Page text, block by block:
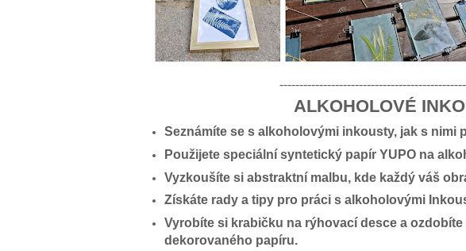
ALKOHOLOVÉ
Seznámíte se s alkoholovými inkousty, jak s nimi
Použijete speciální syntetický papír YUPO na
Vyzkoušíte si abstraktní malbu, kde každý váš
Získáte rady a tipy pro práci s alkoholovými
Vyrobíte si krabičku na rýhovací desce a ozdobíte
dekorovaného papíru.